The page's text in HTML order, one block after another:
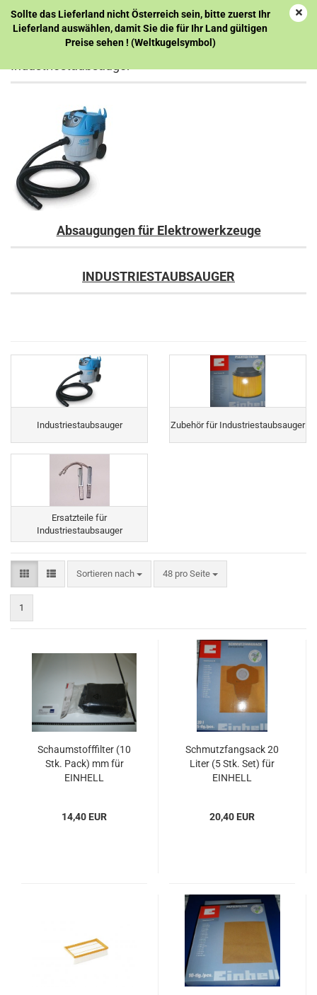
Sollte das Lieferland nicht Österreich sein, bitte zuerst Ihr
Lieferland auswählen, damit Sie die für Ihr Land gültigen
Preise sehen ! (Weltkugelsymbol)
Absaugungen für Elektrowerkzeuge
INDUSTRIESTAUBSAUGER
Industriestaubsauger Zubehör für Industriestaubsauger
Ersatzteile für
Industriestaubsauger
Sortieren nach
Sortieren nach 48 pro Seite
pro Seite
1
Schaumstofffilter (10
Stk. Pack) mm für
EINHELL
14,40 EUR
Schmutzfangsack 20
Liter (5 Stk. Set) für
EINHELL
20,40 EUR